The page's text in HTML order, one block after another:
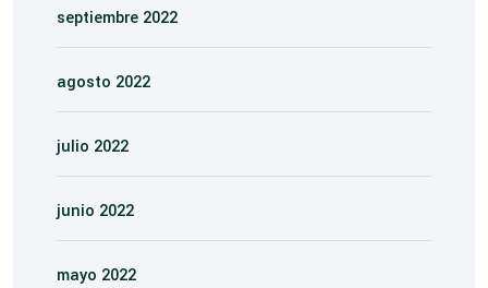
septiembre 2022
agosto 2022
julio 2022
junio 2022
mayo 2022